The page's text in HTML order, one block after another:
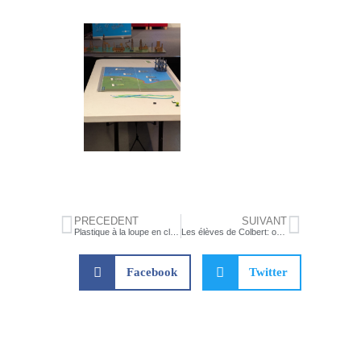
PRÉCÉDENT SUIVANT
Les élèves de Colbert: organisateurs du Cross UNSS départemental
Facebook Twitter